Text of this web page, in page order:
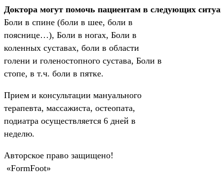
Доктора могут помочь пациентам в следующих
Боли в спине (боли в шее, боли в
пояснице…), Боли в ногах, Боли в
коленных суставах, боли в области
голени и голеностопного сустава, Боли в
стопе, в т.ч. боли в пятке.
Прием и консультации мануального
терапевта, массажиста, остеопата,
подиатра осуществляется 6 дней в
неделю.
Авторское право защищено!
«FormFoot»